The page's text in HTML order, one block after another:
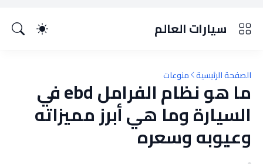
سيارات العالم
الصفحة الرئيسية منوعات
ما هو نظام الفرامل ebd في
السيارة وما هي أبرز مميزاته
وعيوبه وسعره